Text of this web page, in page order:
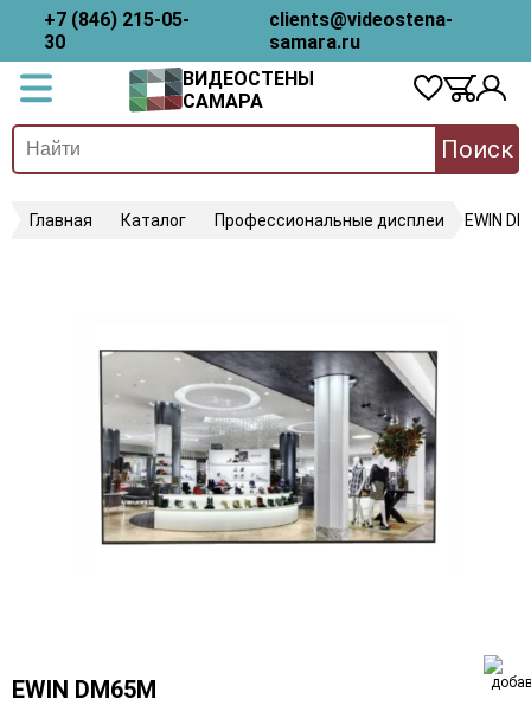
+7 (846) 215-05-
30
clients@videostena-
samara.ru
ВИДЕОСТЕНЫ
САМАРА
Поиск
Главная Каталог Профессиональные дисплеи EWIN
EWIN DM65M